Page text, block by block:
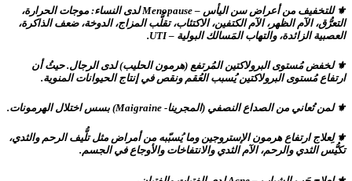
⚜ للتخفيف من أعراض سن اليأس – Menopause لدى النساء: موجات الحرارة،
التعرُّق، الآم الظهر، الآم الكتفين، الاكتئاب، تقلُّب المزاج، الدوخة، ضعف الذاكرة،
العصبية الزائدة، والتهاب المَسالك البولية – UTI.
⚜ لخفض مُستوى البرولاكتين المُرتفع (هرمون الحليب) لدى الرجال. حيثُ أن
ارتفاع مُستوى البرولاكتين يُسبب العُقم ونقص في إنتاج الحيوانات المنوية.
⚜ لمن تُعاني من الصداع النصفي (المجرينا- Maigraine) بسس اختلال الهرمونات.
⚜ لِعلاج ارتفاع هرمون الإستروجين وما يُسبّبه من أمراض مثل تلُّيف الرحم والثدي،
تكيُّس الثدي والرحم، الآم الثدي والانتفاخات والأوجاع في الجسم.